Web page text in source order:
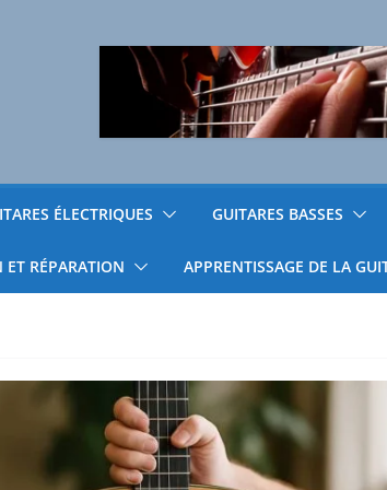
ÉLECTRIQUES GUITARES BASSES
ET RÉPARATION APPRENTISSAGE DE LA